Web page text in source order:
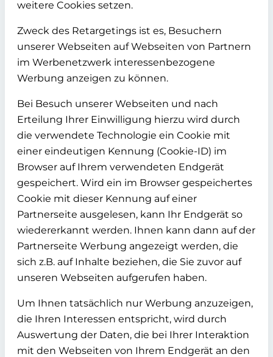
weitere Cookies setzen.
Zweck des Retargetings ist es, Besuchern
unserer Webseiten auf Webseiten von Partnern
im Werbenetzwerk interessenbezogene
Werbung anzeigen zu können.
Bei Besuch unserer Webseiten und nach
Erteilung Ihrer Einwilligung hierzu wird durch
die verwendete Technologie ein Cookie mit
einer eindeutigen Kennung (Cookie-ID) im
Browser auf Ihrem verwendeten Endgerät
gespeichert. Wird ein im Browser gespeichertes
Cookie mit dieser Kennung auf einer
Partnerseite ausgelesen, kann Ihr Endgerät so
wiedererkannt werden. Ihnen kann dann auf der
Partnerseite Werbung angezeigt werden, die
sich z.B. auf Inhalte beziehen, die Sie zuvor auf
unseren Webseiten aufgerufen haben.
Um Ihnen tatsächlich nur Werbung anzuzeigen,
die Ihren Interessen entspricht, wird durch
Auswertung der Daten, die bei Ihrer Interaktion
mit den Webseiten von Ihrem Endgerät an den